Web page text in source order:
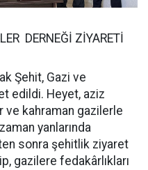
DERNEĞİ ZİYARETİ
Şehit, Gazi ve
edildi. Heyet, aziz
ve kahraman gazilerle
yanlarında
sonra şehitlik ziyaret
gazilere fedakârlıkları